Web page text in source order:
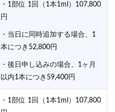
・1部位 1回（1本1ml）107,800
円
・当日に同時追加する場合、1
本につき52,800円
・後日申し込みの場合、1ヶ月
以内1本につき59,400円
・1部位 1回（1本1ml）107,800